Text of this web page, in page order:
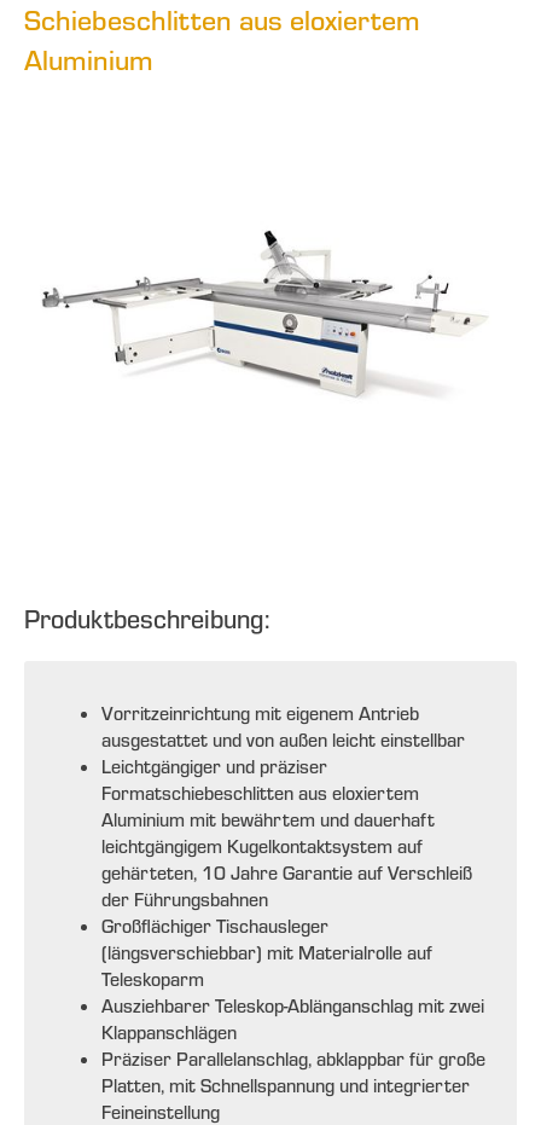
Schiebeschlitten aus eloxiertem
Aluminium
Produktbeschreibung:
Vorritzeinrichtung mit eigenem Antrieb
ausgestattet und von außen leicht einstellbar
Leichtgängiger und präziser
Formatschiebeschlitten aus eloxiertem
Aluminium mit bewährtem und dauerhaft
leichtgängigem Kugelkontaktsystem auf
gehärteten, 10 Jahre Garantie auf Verschleiß
der Führungsbahnen
Großflächiger Tischausleger
(längsverschiebbar) mit Materialrolle auf
Teleskoparm
Ausziehbarer Teleskop-Ablänganschlag mit zwei
Klappanschlägen
Präziser Parallelanschlag, abklappbar für große
Platten, mit Schnellspannung und integrierter
Feineinstellung